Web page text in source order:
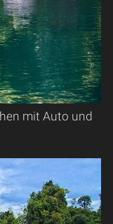
mit Auto und